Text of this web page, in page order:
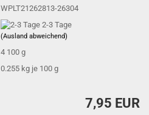
WPLT21262813-26304
2-3 Tage
(Ausland abweichend)
4 100 g
0.255 kg je 100 g
7,95 EUR